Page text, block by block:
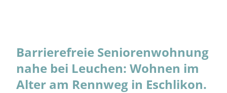
Barrierefreie Seniorenwohnung
nahe bei Leuchen: Wohnen im
Alter am Rennweg in Eschlikon.